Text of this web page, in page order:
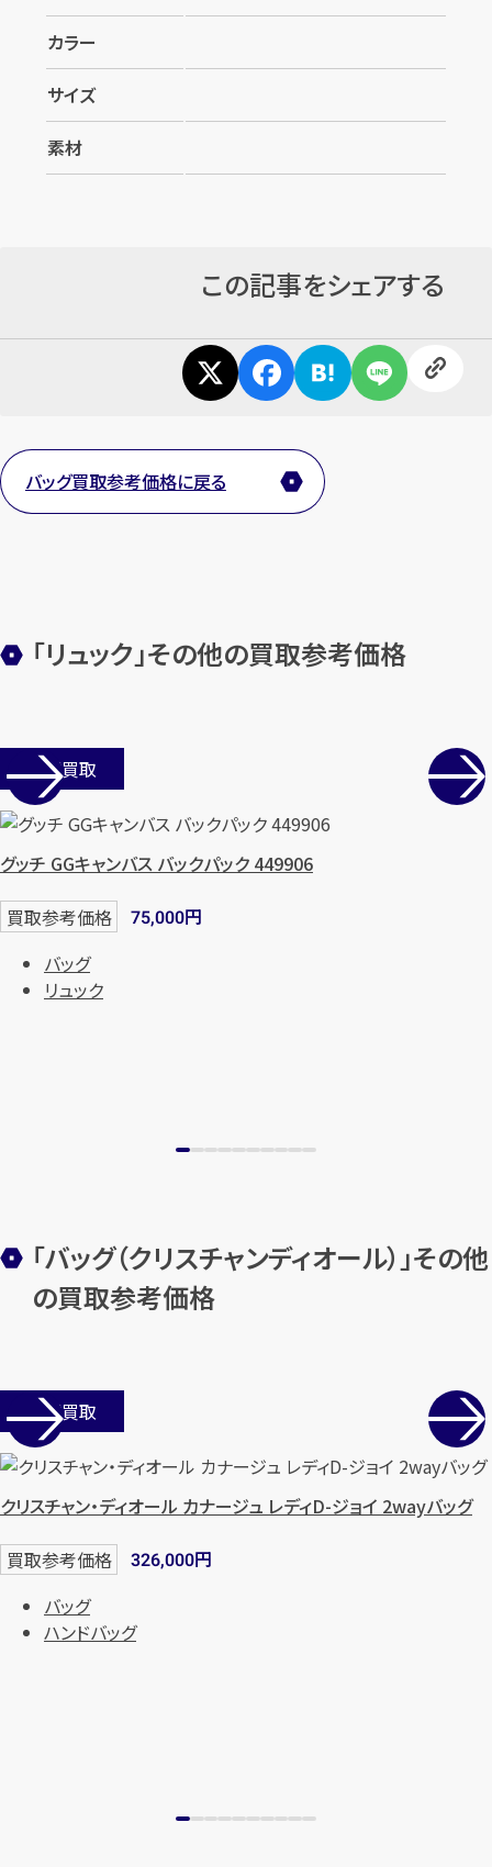
カンタン無料
まずはお電話で無料査定
メールで無料相談する
カラー
サイズ
素材
この記事をシェアする
バッグ買取参考価格に戻る
「リュック」その他の買取参考価格
店舗買取
グッチ GGキャンバス バックパック 449906
買取参考価格 75,000円
バッグ
リュック
「バッグ（クリスチャンディオール）」その他
の買取参考価格
店舗買取
クリスチャン・ディオール カナージュ レディD-ジョイ 2wayバッグ
買取参考価格 326,000円
バッグ
ハンドバッグ